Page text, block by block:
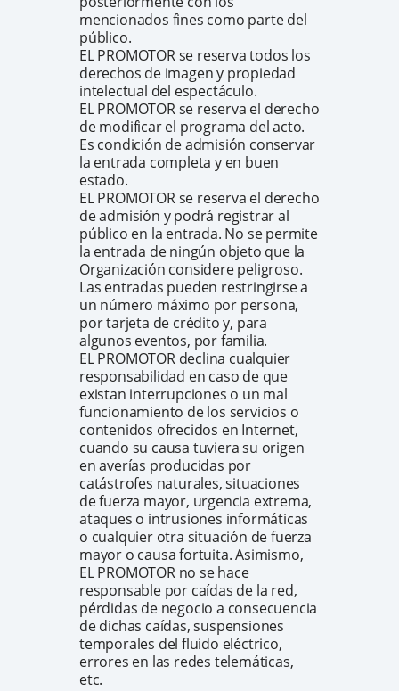
mencionados fines como parte del
público.
EL PROMOTOR se reserva todos los
derechos de imagen y propiedad
intelectual del espectáculo.
EL PROMOTOR se reserva el derecho
de modificar el programa del acto.
Es condición de admisión conservar
la entrada completa y en buen
estado.
EL PROMOTOR se reserva el derecho
de admisión y podrá registrar al
público en la entrada. No se permite
la entrada de ningún objeto que la
Organización considere peligroso.
Las entradas pueden restringirse a
un número máximo por persona,
por tarjeta de crédito y, para
algunos eventos, por familia.
EL PROMOTOR declina cualquier
responsabilidad en caso de que
existan interrupciones o un mal
funcionamiento de los servicios o
contenidos ofrecidos en Internet,
cuando su causa tuviera su origen
en averías producidas por
catástrofes naturales, situaciones
de fuerza mayor, urgencia extrema,
ataques o intrusiones informáticas
o cualquier otra situación de fuerza
mayor o causa fortuita. Asimismo,
EL PROMOTOR no se hace
responsable por caídas de la red,
pérdidas de negocio a consecuencia
de dichas caídas, suspensiones
temporales del fluido eléctrico,
errores en las redes telemáticas,
etc.